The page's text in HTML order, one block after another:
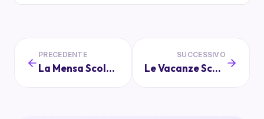
PRECEDENTE
La Mensa Scolastica: Qualità, Normative e Consigli per i Genitori
SUCCESSIVO
Le Vacanze Scolastiche: Normative e Opportunità di Apprendimento